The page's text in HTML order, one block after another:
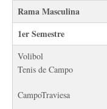
Rama Masculina
1er Semestre
Volibol
Tenis de Campo
CampoTraviesa